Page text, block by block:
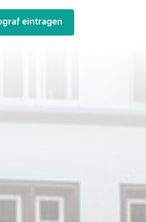
eintragen